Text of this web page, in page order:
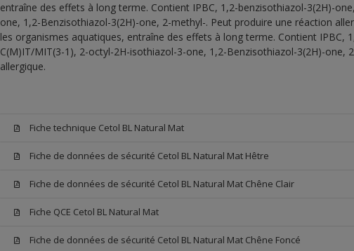
entraîne des effets à long terme. Contient IPBC, 1,2-benzisothiazol-3(2H)-
one, 1,2-Benzisothiazol-3(2H)-one, 2-methyl-. Peut produire une réaction
les organismes aquatiques, entraîne des effets à long terme. Contient IPBC,
C(M)IT/MIT(3-1), 2-octyl-2H-isothiazol-3-one, 1,2-Benzisothiazol-3(2H)-one,
allergique.
Fiche technique Cetol BL Natural Mat
Fiche de données de sécurité Cetol BL Natural Mat Hêtre
Fiche de données de sécurité Cetol BL Natural Mat Chêne Clair
Fiche QCE Cetol BL Natural Mat
Fiche de données de sécurité Cetol BL Natural Mat Chêne Foncé